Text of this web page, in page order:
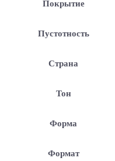
Покрытие
Пустотность
Страна
Тон
Форма
Формат